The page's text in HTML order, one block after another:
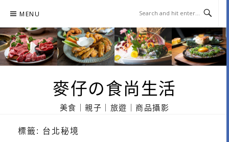
content
MENU
麥仔の食尚生活
美食｜親子｜旅遊｜商品攝影
標籤: 台北秘境